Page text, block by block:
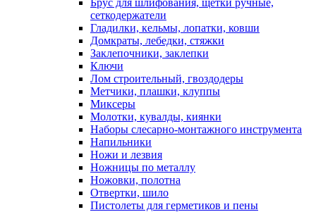
Брус для шлифования, щетки ручные,
сеткодержатели
Гладилки, кельмы, лопатки, ковши
Домкраты, лебедки, стяжки
Заклепочники, заклепки
Ключи
Лом строительный, гвоздодеры
Метчики, плашки, клуппы
Миксеры
Молотки, кувалды, киянки
Наборы слесарно-монтажного инструмента
Напильники
Ножи и лезвия
Ножницы по металлу
Ножовки, полотна
Отвертки, шило
Пистолеты для герметиков и пены